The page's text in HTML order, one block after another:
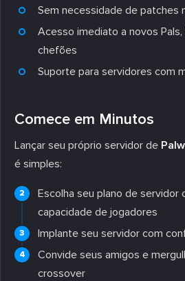
Sem necessidade de patches
Acesso imediato a novos
chefões
Suporte para servidores com
Comece em Minutos
Lançar seu próprio servidor de
é simples:
Escolha seu plano de servidor
capacidade de jogadores
Implante seu servidor com
Convide seus amigos e
crossover